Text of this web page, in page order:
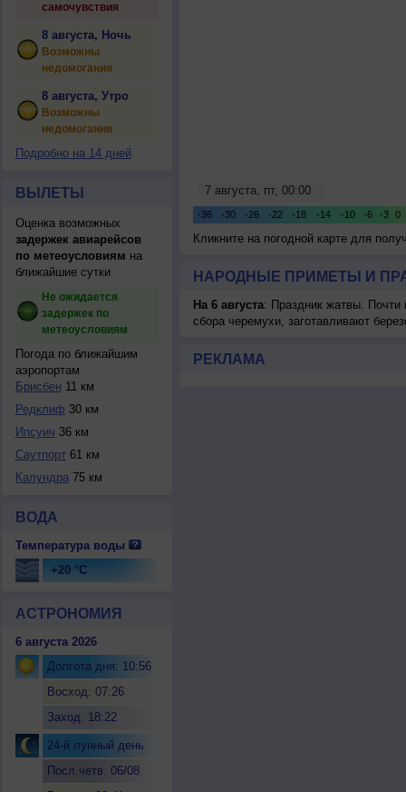
самочувствия
8 августа, Ночь
Возможны
недомогания
8 августа, Утро
Возможны
недомогания
Подробно на 14 дней
ВЫЛЕТЫ
Оценка возможных
задержек авиарейсов
по метеоусловиям на
ближайшие сутки
Не ожидается
задержек по
метеоусловиям
Погода по ближайшим
аэропортам
Брисбен 11 км
Редклиф 30 км
Ипсуич 36 км
Саутпорт61 км
Калундра75 км
ВОДА
Температура воды
+20 °C
АСТРОНОМИЯ
6 августа 2026
Долгота дня: 10:56
Восход: 07:26
Заход: 18:22
24-й лунный день
Посл.четв. 06/08
Кликните на погодной карте для
НАРОДНЫЕ ПРИМЕТЫ И
На 6 августа: Праздник жатвы. Почти
сбора черемухи, заготавливают
РЕКЛАМА